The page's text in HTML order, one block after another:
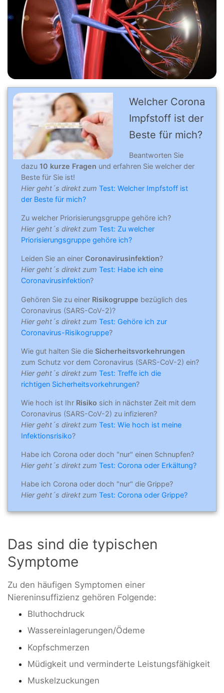
Welcher Corona
Impfstoff ist der
Beste für mich?
Beantworten Sie
dazu 10 kurze Fragen und erfahren Sie welcher der
Beste für Sie ist!
Hier geht´s direkt zum Test: Welcher Impfstoff ist
der Beste für mich?
Zu welcher Priorisierungsgruppe gehöre ich?
Hier geht´s direkt zum Test: Zu welcher
Priorisierungsgruppe gehöre ich?
Leiden Sie an einer Coronavirusinfektion?
Hier geht´s direkt zum Test: Habe ich eine
Coronavirusinfektion?
Gehören Sie zu einer Risikogruppe bezüglich des
Coronavirus (SARS-CoV-2)?
Hier geht´s direkt zum Test: Gehöre ich zur
Coronavirus-Risikogruppe?
Wie gut halten Sie die Sicherheitsvorkehrungen
zum Schutz vor dem Coronavirus (SARS-CoV-2) ein?
Hier geht´s direkt zum Test: Treffe ich die
richtigen Sicherheitsvorkehrungen?
Wie hoch ist Ihr Risiko sich in nächster Zeit mit dem
Coronavirus (SARS-CoV-2) zu infizieren?
Hier geht´s direkt zum Test: Wie hoch ist meine
Infektionsrisiko?
Habe ich Corona oder doch "nur" einen Schnupfen?
Hier geht´s direkt zum Test: Corona oder Erkältung?
Habe ich Corona oder doch "nur" die Grippe?
Hier geht´s direkt zum Test: Corona oder Grippe?
Das sind die typischen
Symptome
Zu den häufigen Symptomen einer
Niereninsuffizienz gehören Folgende:
Bluthochdruck
Wassereinlagerungen/Ödeme
Kopfschmerzen
Müdigkeit und verminderte Leistungsfähigkeit
Muskelzuckungen